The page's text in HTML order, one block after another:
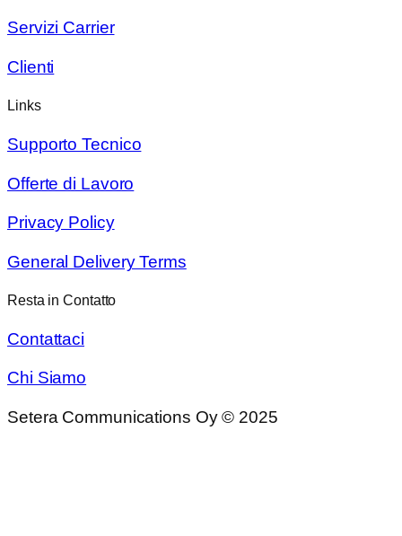
Servizi Carrier
Clienti
Links
Supporto Tecnico
Offerte di Lavoro
Privacy Policy
General Delivery Terms
Resta in Contatto
Contattaci
Chi Siamo
Setera Communications Oy © 2025